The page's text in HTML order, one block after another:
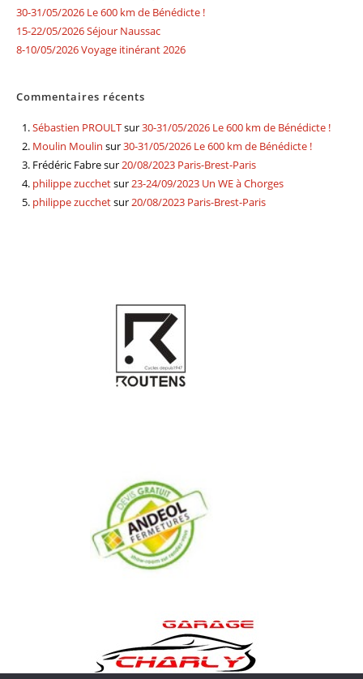
30-31/05/2026 Le 600 km de Bénédicte !
15-22/05/2026 Séjour Naussac
8-10/05/2026 Voyage itinérant 2026
Commentaires récents
Sébastien PROULTsur30-31/05/2026 Le 600 km de Bénédicte !
Moulin Moulin sur30-31/05/2026 Le 600 km de Bénédicte !
Frédéric Fabresur20/08/2023 Paris-Brest-Paris
philippe zucchetsur23-24/09/2023 Un WE à Chorges
philippe zucchetsur20/08/2023 Paris-Brest-Paris